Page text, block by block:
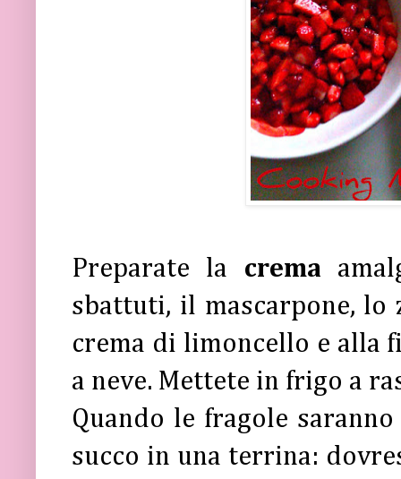
Preparate la crema
sbattuti, il mascarpone, lo
crema di limoncello e alla
a neve. Mettete in frigo a
Quando le fragole
succo in una terrina: